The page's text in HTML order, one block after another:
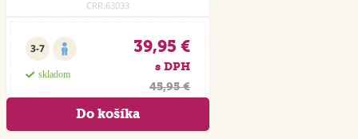
CRR.63033
3-7
skladom
39,95 €
s DPH
45,95 €